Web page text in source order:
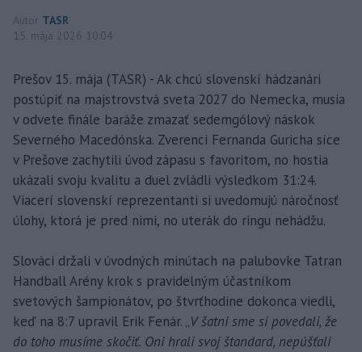
Autor TASR
15. mája 2026 10:04
Prešov 15. mája (TASR) - Ak chcú slovenskí hádzanári
postúpiť na majstrovstvá sveta 2027 do Nemecka, musia
v odvete finále baráže zmazať sedemgólový náskok
Severného Macedónska. Zverenci Fernanda Guricha síce
v Prešove zachytili úvod zápasu s favoritom, no hostia
ukázali svoju kvalitu a duel zvládli výsledkom 31:24.
Viacerí slovenskí reprezentanti si uvedomujú náročnosť
úlohy, ktorá je pred nimi, no uterák do ringu nehádžu.
Slováci držali v úvodných minútach na palubovke Tatran
Handball Arény krok s pravidelným účastníkom
svetových šampionátov, po štvrťhodine dokonca viedli,
keď na 8:7 upravil Erik Fenár. „V šatni sme si povedali, že
do toho musíme skočiť. Oni hrali svoj štandard, nepúšťali